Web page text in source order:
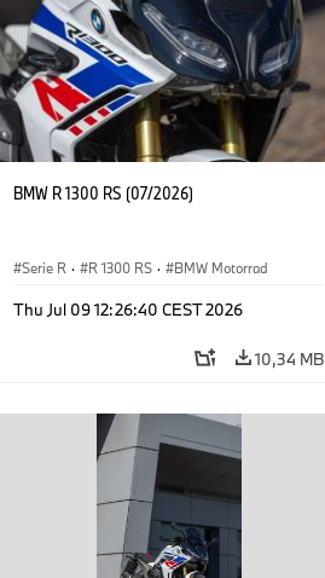
BMW R 1300 RS (07/2026)
Serie R · R 1300 RS · BMW Motorrad
Thu Jul 09 12:26:40 CEST 2026
10,34 MB